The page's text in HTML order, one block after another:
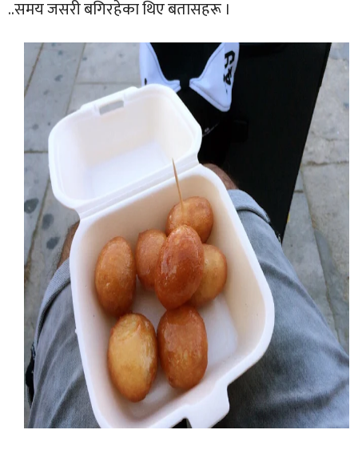
..समय जसरी बगिरहेका थिए बतासहरू ।